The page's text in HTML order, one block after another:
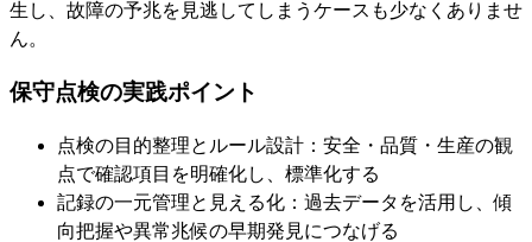
生し、故障の予兆を見逃してしまうケースも少なくありませ
ん。
保守点検の実践ポイント
点検の目的整理とルール設計：安全・品質・生産の観
点で確認項目を明確化し、標準化する
記録の一元管理と見える化：過去データを活用し、傾
向把握や異常兆候の早期発見につなげる